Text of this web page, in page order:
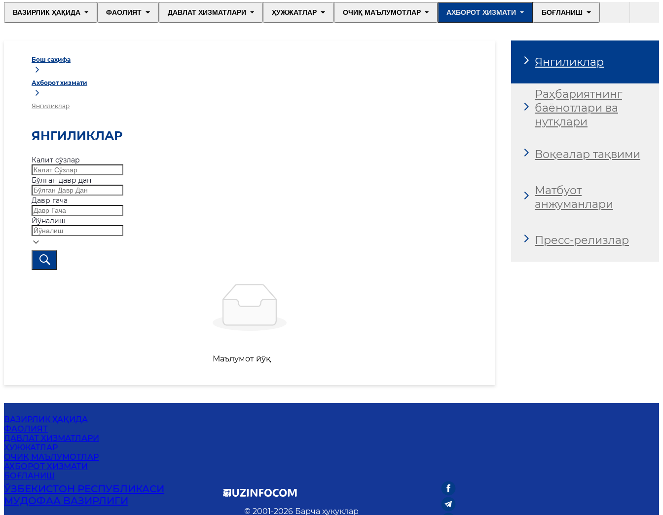
ВАЗИРЛИК ҲАҚИДА ФАОЛИЯТ ДАВЛАТ ХИЗМАТЛАРИ ҲУЖЖАТЛАР ОЧИҚ МАЪЛУМОТЛАР АХБОРОТ ХИЗМАТИ БОҒЛАНИШ
Бош саҳифа
Ахборот хизмати
Янгиликлар
ЯНГИЛИКЛАР
Калит сўзлар
Бўлган давр дан
Давр гача
Йўналиш
Маълумот йўқ
Янгиликлар
Раҳбариятнинг
баёнотлари ва
нутқлари
Воқеалар тақвими
Матбуот
анжуманлари
Пресс-релизлар
ВАЗИРЛИК ҲАҚИДА
ФАОЛИЯТ
ДАВЛАТ ХИЗМАТЛАРИ
ҲУЖЖАТЛАР
ОЧИҚ МАЪЛУМОТЛАР
АХБОРОТ ХИЗМАТИ
БОҒЛАНИШ
ЎЗБЕКИСТОН РЕСПУБЛИКАСИ
МУДОФАА ВАЗИРЛИГИ
© 2001-2026 Барча ҳуқуқлар